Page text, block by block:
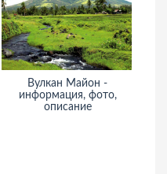
Вулкан Майон -
информация, фото,
описание